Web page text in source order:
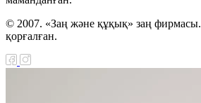
2009 жылдарға
© 2007. «Заң және құқық» заң
қорғалған.